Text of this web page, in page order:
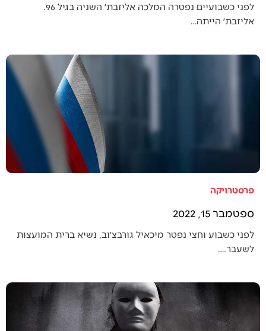
לפני כשבועיים נפטרה המלכה אליזבת׳ השניה בגיל 96.
אליזבת׳ הייתה…
פרסטרויקה
ספטמבר 15, 2022
לפני כשבוע וחצי נפטר מיכאיל גורבצ׳וב, נשיא ברית המועצות
לשעבר.…